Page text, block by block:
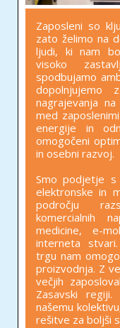
Zaposleni so
zato želimo na
ljudi, ki nam
visoko
spodbujamo
dopolnjujemo
nagrajevanja
med
energije in
omogočeni
in osebni razvoj.
Smo podjetje s
elektronske in
področju
komercialnih
medicine, e-
interneta
trgu nam
proizvodnja. Z
večjih
Zasavski
našemu
rešitve za boljši